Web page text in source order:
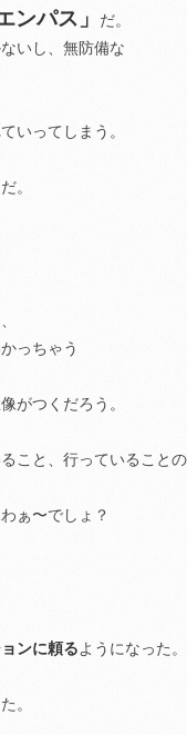
ンパス」
だ。
いし、無防備な
いってしまう。
。
っちゃう
がつくだろう。
こと、行っていることの
ぁ〜でしょ？
ンに頼るようになった。
。